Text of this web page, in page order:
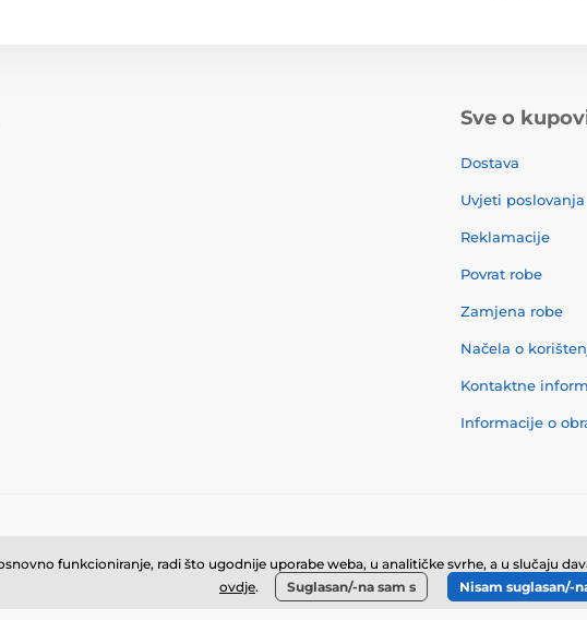
Sve o
Dostava
Uvjeti poslovanja
Reklamacije
Povrat robe
Zamjena robe
Načela o
Kontaktne
Informacije o
funkcioniranje, radi što ugodnije uporabe weba, u analitičke svrhe, a u slučaju
ovdje. Suglasan/-na sam s Nisam suglasan/-